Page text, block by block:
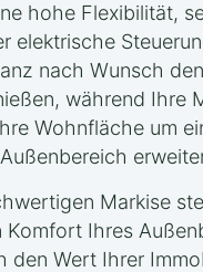
hohe Flexibilität,
elektrische
nach Wunsch
während Ihre
Wohnfläche um
Markise
Komfort Ihres
den Wert Ihrer